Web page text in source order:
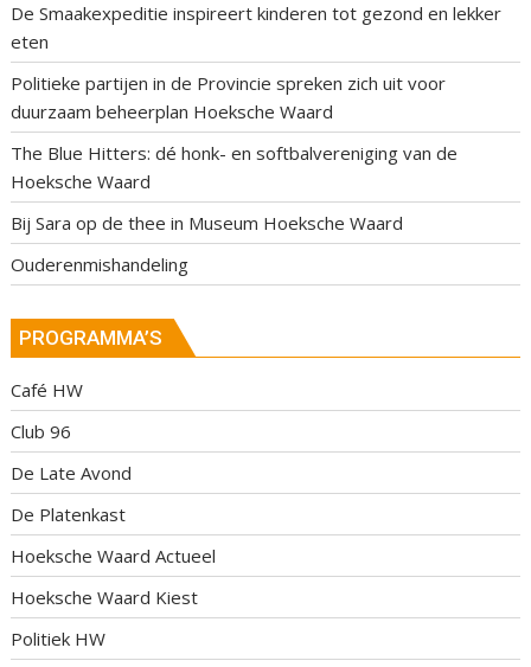
De Smaakexpeditie inspireert kinderen tot gezond en lekker
eten
Politieke partijen in de Provincie spreken zich uit voor
duurzaam beheerplan Hoeksche Waard
The Blue Hitters: dé honk- en softbalvereniging van de
Hoeksche Waard
Bij Sara op de thee in Museum Hoeksche Waard
Ouderenmishandeling
PROGRAMMA’S
Café HW
Club 96
De Late Avond
De Platenkast
Hoeksche Waard Actueel
Hoeksche Waard Kiest
Politiek HW